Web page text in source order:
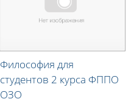
Философия для
студентов 2 курса ФППО
ОЗО